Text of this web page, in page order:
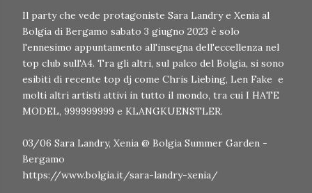
Il party che vede protagoniste Sara Landry e Xenia al
Bolgia di Bergamo sabato 3 giugno 2023 è solo
l'ennesimo appuntamento all'insegna dell'eccellenza nel
top club sull'A4. Tra gli altri, sul palco del Bolgia, si sono
esibiti di recente top dj come Chris Liebing, Len Fake e
molti altri artisti attivi in tutto il mondo, tra cui I HATE
MODEL, 999999999 e KLANGKUENSTLER.
03/06 Sara Landry, Xenia @ Bolgia Summer Garden -
Bergamo
https://www.bolgia.it/sara-landry-xenia/